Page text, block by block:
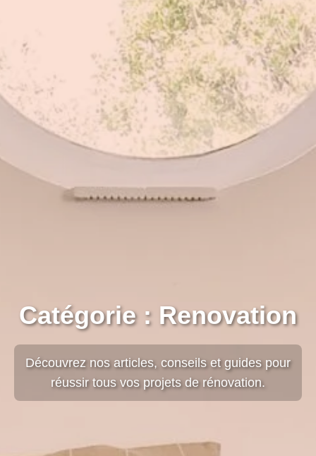
Catégorie : Renovation
Découvrez nos articles, conseils et guides pour
réussir tous vos projets de rénovation.